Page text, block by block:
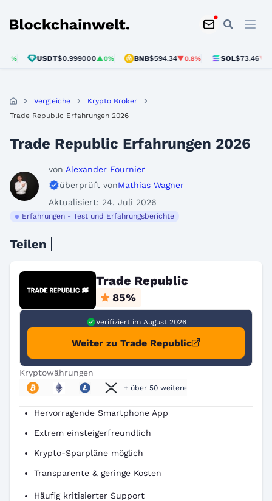
Blockchainwelt
USDT$0.999000▲0% BNB$594.34▼0.8% SOL $73.46▼0.1%
Vergleiche
Krypto Broker
Trade Republic Erfahrungen 2026
Trade Republic Erfahrungen 2026
von Alexander Fournier
überprüft vonMathias Wagner
Aktualisiert: 24. Juli 2026
Erfahrungen - Test und Erfahrungsberichte
Teilen
Trade Republic
85%
Verifiziert im August 2026
Weiter zu Trade Republic
Hervorragende Smartphone App
Extrem einsteigerfreundlich
Krypto-Sparpläne möglich
Transparente & geringe Kosten
Häufig kritisierter Support
Kryptowährungen
+ über 50 weitere